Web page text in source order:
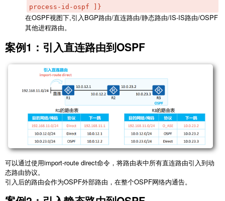
process-id-ospf ]}
在OSPF视图下,引入BGP路由/直连路由/静态路由/IS-IS路由/OSPF
其他进程路由。
案例1：引入直连路由到OSPF
可以通过使用import-route direct命令，将路由表中所有直连路由引入到动
态路由协议。
引入后的路由会作为OSPF外部路由，在整个OSPF网络内通告。